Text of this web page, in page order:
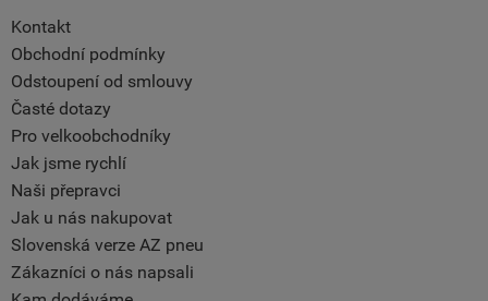
Kontakt
Obchodní podmínky
Odstoupení od smlouvy
Časté dotazy
Pro velkoobchodníky
Jak jsme rychlí
Naši přepravci
Jak u nás nakupovat
Slovenská verze AZ pneu
Zákazníci o nás napsali